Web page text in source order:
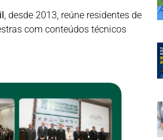
, desde 2013, reúne residentes de
com conteúdos técnicos